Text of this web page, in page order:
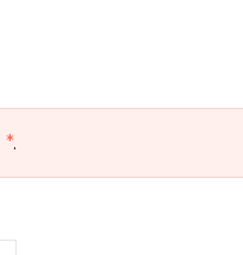
*.